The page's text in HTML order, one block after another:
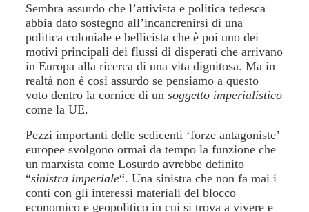
Sembra assurdo che l’attivista e politica tedesca
abbia dato sostegno all’incancrenirsi di una
politica coloniale e bellicista che è poi uno dei
motivi principali dei flussi di disperati che arrivano
in Europa alla ricerca di una vita dignitosa. Ma in
realtà non è così assurdo se pensiamo a questo
voto dentro lacornice di unsoggetto imperialistico
come la UE.
Pezzi importanti delle sedicenti ‘forze antagoniste’
europee svolgono ormai da tempo la funzione che
un marxista come Losurdo avrebbe definito
“sinistra imperiale“. Una sinistra che non fa mai i
conti con gli interessi materiali del blocco
economico e geopolitico in cui si trova a vivere e